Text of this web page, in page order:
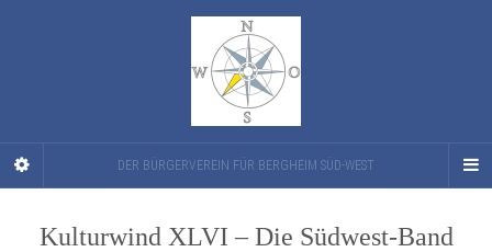
DER BÜRGERVEREIN FÜR BERGHEIM SÜD-WEST
Kulturwind XLVI – Die Südwest-Band